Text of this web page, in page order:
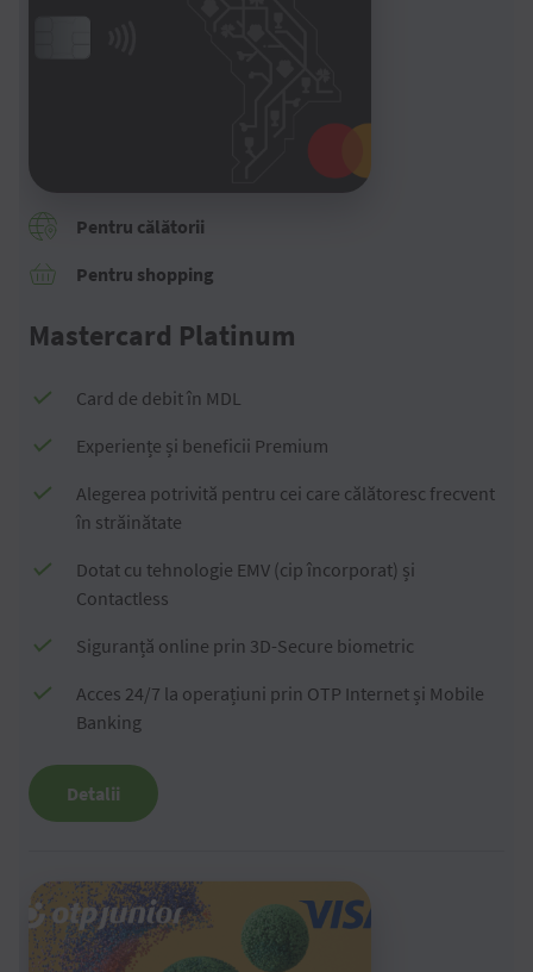
Pentru călătorii
Pentru shopping
Mastercard Platinum
Card de debit în MDL
Experiențe și beneficii Premium
Alegerea potrivită pentru cei care călătoresc frecvent
în străinătate
Dotat cu tehnologie EMV (cip încorporat) și
Contactless
Siguranță online prin 3D-Secure biometric
Acces 24/7 la operațiuni prin OTP Internet și Mobile
Banking
Detalii